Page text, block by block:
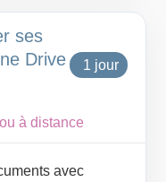
au système de
issus de
le rendu
ses
Drive
1 jour
à distance
avec